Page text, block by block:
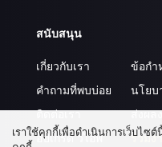
สนับสนุน
เกี่ยวกับเรา
คำถามที่พบบ่อย
ติดต่อเรา
อัปเกรด วีไอพี
ข้อกำ
นโยบ
ส่งผล
ร่วมง
เราใช้คุกกี้เพื่อดำเนินการเว็บไซ